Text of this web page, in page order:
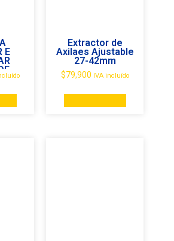
E
Extractor de
Axilaes Ajustable
27-42mm
$79,900 IVA incluído